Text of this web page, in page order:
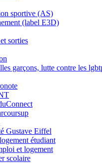
sportive (AS)
(label E3D)
sorties
garçons, lutte contre les
Gustave Eiffel
étudiant
et logement
scolaire